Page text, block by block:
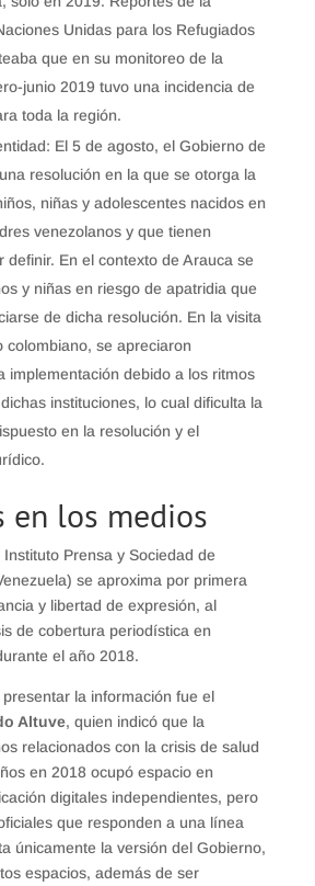
Unidas para los Refugiados
que en su monitoreo de la
junio 2019 tuvo una incidencia de
toda la región.
El 5 de agosto, el Gobierno de
resolución en la que se otorga la
niñas y adolescentes nacidos en
venezolanos y que tienen
definir. En el contexto de Arauca se
y niñas en riesgo de apatridia que
de dicha resolución. En la visita
colombiano, se apreciaron
implementación debido a los ritmos
instituciones, lo cual dificulta la
en la resolución y el
en los medios
Prensa y Sociedad de
se aproxima por primera
y libertad de expresión, al
de cobertura periodística en
el año 2018.
la información fue el
Altuve, quien indicó que la
relacionados con la crisis de salud
en 2018 ocupó espacio en
digitales independientes, pero
que responden a una línea
únicamente la versión del Gobierno,
espacios, además de ser